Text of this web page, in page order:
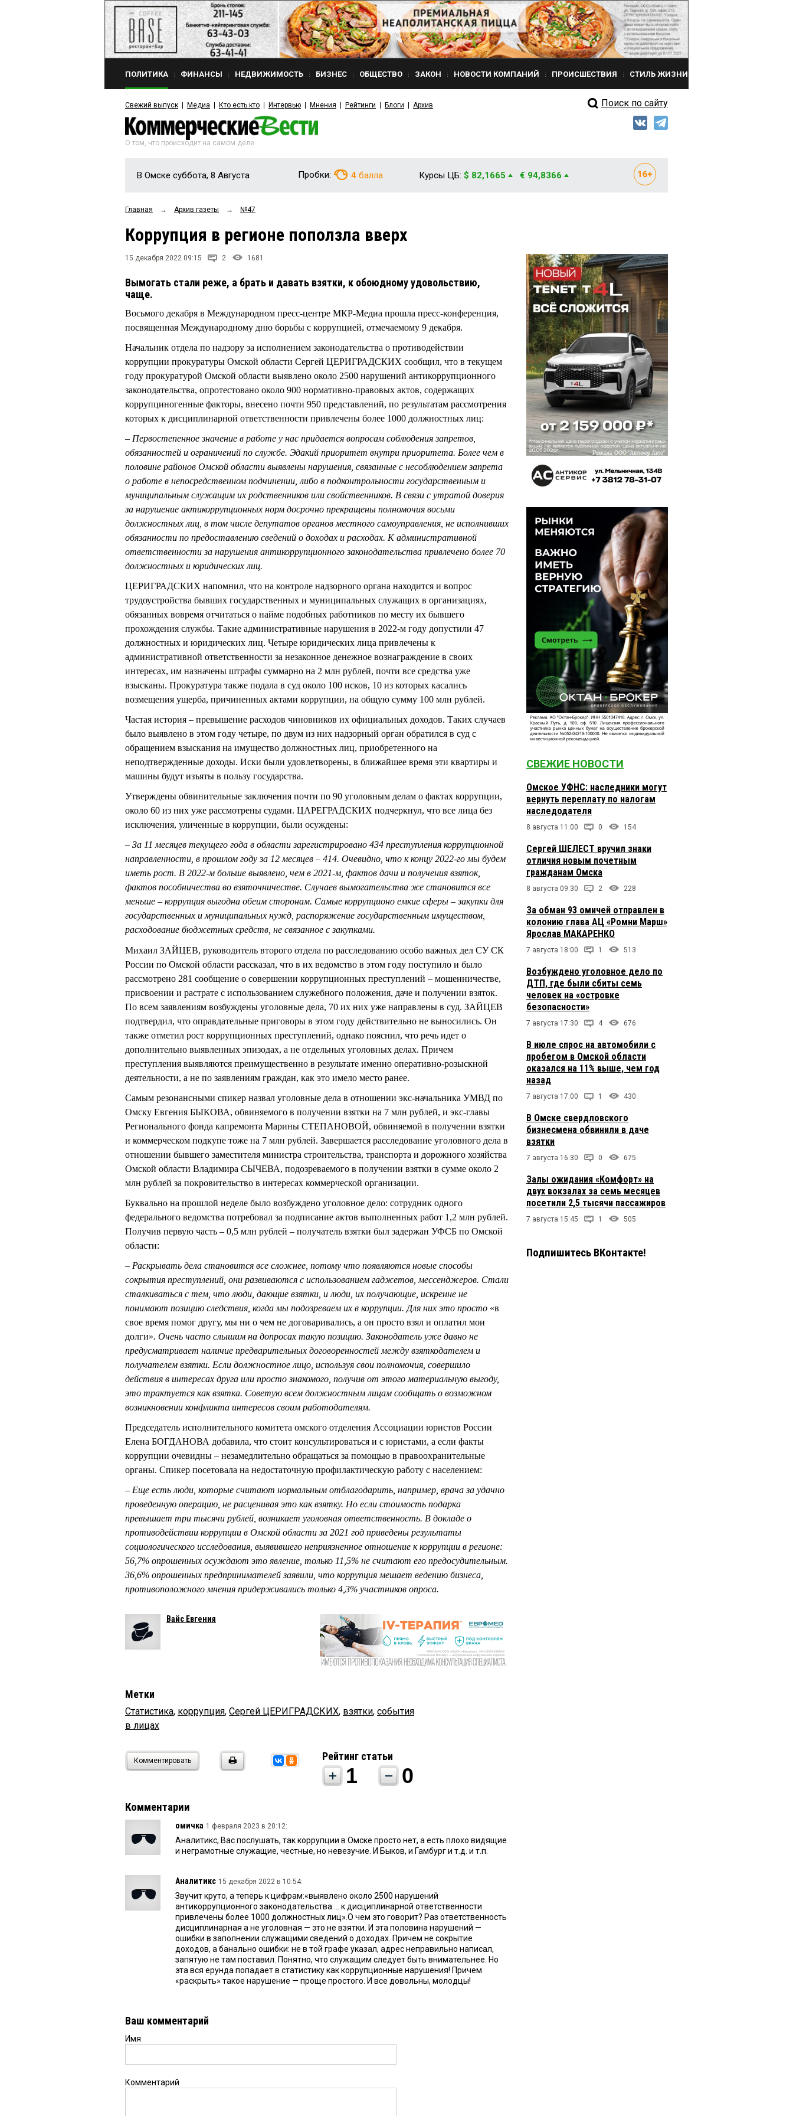
ПОЛИТИКА ФИНАНСЫ НЕДВИЖИМОСТЬ БИЗНЕС ОБЩЕСТВО ЗАКОН НОВОСТИ КОМПАНИЙ ПРОИСШЕСТВИЯ СТИЛЬ ЖИЗНИ
Свежий выпуск Медиа Кто есть кто Интервью Мнения Рейтинги Блоги Архив Поиск по сайту
О том, что происходит на самом деле
В Омске суббота, 8 Августа Пробки: 4 балла Курсы ЦБ: $ 82,1665 € 94,8366
Главная → Архив газеты → №47
Коррупция в регионе поползла вверх
15 декабря 2022 09:15 2 1681
Вымогать стали реже, а брать и давать взятки, к обоюдному удовольствию,
чаще.
Восьмого декабря в Международном пресс-центре МКР-Медиа прошла пресс-конференция,
посвященная Международному дню борьбы с коррупцией, отмечаемому 9 декабря.
Начальник отдела по надзору за исполнением законодательства о противодействии
коррупции прокуратуры Омской области Сергей ЦЕРИГРАДСКИХ сообщил, что в текущем
году прокуратурой Омской области выявлено около 2500 нарушений антикоррупционного
законодательства, опротестовано около 900 нормативно-правовых актов, содержащих
коррупциногенные факторы, внесено почти 950 представлений, по результатам рассмотрения
которых к дисциплинарной ответственности привлечены более 1000 должностных лиц:
– Первостепенное значение в работе у нас придается вопросам соблюдения запретов,
обязанностей и ограничений по службе. Эдакий приоритет внутри приоритета. Более чем в
половине районов Омской области выявлены нарушения, связанные с несоблюдением запрета
о работе в непосредственном подчинении, либо в подконтрольности государственным и
муниципальным служащим их родственников или свойственников. В связи с утратой доверия
за нарушение актикоррупционных норм досрочно прекращены полномочия восьми
должностных лиц, в том числе депутатов органов местного самоуправления, не исполнивших
обязанности по предоставлению сведений о доходах и расходах. К административной
ответственности за нарушения антикоррупционного законодательства привлечено более 70
должностных и юридических лиц.
ЦЕРИГРАДСКИХ напомнил, что на контроле надзорного органа находится и вопрос
трудоустройства бывших государственных и муниципальных служащих в организациях,
обязанных вовремя отчитаться о найме подобных работников по месту их бывшего
прохождения службы. Такие административные нарушения в 2022-м году допустили 47
должностных и юридических лиц. Четыре юридических лица привлечены к
административной ответственности за незаконное денежное вознаграждение в своих
интересах, им назначены штрафы суммарно на 2 млн рублей, почти все средства уже
взысканы. Прокуратура также подала в суд около 100 исков, 10 из которых касались
возмещения ущерба, причиненных актами коррупции, на общую сумму 100 млн рублей.
Частая история – превышение расходов чиновников их официальных доходов. Таких случаев
было выявлено в этом году четыре, по двум из них надзорный орган обратился в суд с
обращением взыскания на имущество должностных лиц, приобретенного на
неподтвержденные доходы. Иски были удовлетворены, в ближайшее время эти квартиры и
машины будут изъяты в пользу государства.
Утверждены обвинительные заключения почти по 90 уголовным делам о фактах коррупции,
около 60 из них уже рассмотрены судами. ЦАРЕГРАДСКИХ подчеркнул, что все лица без
исключения, уличенные в коррупции, были осуждены:
– За 11 месяцев текущего года в области зарегистрировано 434 преступления коррупционной
направленности, в прошлом году за 12 месяцев – 414. Очевидно, что к концу 2022-го мы будем
иметь рост. В 2022-м больше выявлено, чем в 2021-м, фактов дачи и получения взяток,
фактов пособничества во взяточничестве. Случаев вымогательства же становится все
меньше – коррупция выгодна обеим сторонам. Самые коррупционо емкие сферы – закупки для
государственных и муниципальных нужд, распоряжение государственным имуществом,
расходование бюджетных средств, не связанное с закупками.
Михаил ЗАЙЦЕВ, руководитель второго отдела по расследованию особо важных дел СУ СК
России по Омской области рассказал, что в их ведомство в этом году поступило и было
рассмотрено 281 сообщение о совершении коррупционных преступлений – мошенничестве,
присвоении и растрате с использованием служебного положения, даче и получении взяток.
По всем заявлениям возбуждены уголовные дела, 70 их них уже направлены в суд. ЗАЙЦЕВ
подтвердил, что оправдательные приговоры в этом году действительно не выносились. Он
также отметил рост коррупционных преступлений, однако пояснил, что речь идет о
дополнительно выявленных эпизодах, а не отдельных уголовных делах. Причем
преступления выявляются преимущественно в результате именно оперативно-розыскной
деятельности, а не по заявлениям граждан, как это имело место ранее.
Самым резонансными спикер назвал уголовные дела в отношении экс-начальника УМВД по
Омску Евгения БЫКОВА, обвиняемого в получении взятки на 7 млн рублей, и экс-главы
Регионального фонда капремонта Марины СТЕПАНОВОЙ, обвиняемой в получении взятки
и коммерческом подкупе тоже на 7 млн рублей. Завершается расследование уголовного дела в
отношении бывшего заместителя министра строительства, транспорта и дорожного хозяйства
Омской области Владимира СЫЧЕВА, подозреваемого в получении взятки в сумме около 2
млн рублей за покровительство в интересах коммерческой организации.
Буквально на прошлой неделе было возбуждено уголовное дело: сотрудник одного
федерального ведомства потребовал за подписание актов выполненных работ 1,2 млн рублей.
Получив первую часть – 0,5 млн рублей – получатель взятки был задержан УФСБ по Омской
области:
– Раскрывать дела становится все сложнее, потому что появляются новые способы
сокрытия преступлений, они развиваются с использованием гаджетов, мессенджеров. Стали
сталкиваться с тем, что люди, дающие взятки, и люди, их получающие, искренне не
понимают позицию следствия, когда мы подозреваем их в коррупции. Для них это просто «в
свое время помог другу, мы ни о чем не договаривались, а он просто взял и оплатил мои
долги». Очень часто слышим на допросах такую позицию. Законодатель уже давно не
предусматривает наличие предварительных договоренностей между взяткодателем и
получателем взятки. Если должностное лицо, используя свои полномочия, совершило
действия в интересах друга или просто знакомого, получив от этого материальную выгоду,
это трактуется как взятка. Советую всем должностным лицам сообщать о возможном
возникновении конфликта интересов своим работодателям.
Председатель исполнительного комитета омского отделения Ассоциации юристов России
Елена БОГДАНОВА добавила, что стоит консультироваться и с юристами, а если факты
коррупции очевидны – незамедлительно обращаться за помощью в правоохранительные
органы. Спикер посетовала на недостаточную профилактическую работу с населением:
– Еще есть люди, которые считают нормальным отблагодарить, например, врача за удачно
проведенную операцию, не расценивая это как взятку. Но если стоимость подарка
превышает три тысячи рублей, возникает уголовная ответственность. В докладе о
противодействии коррупции в Омской области за 2021 год приведены результаты
социологического исследования, выявившего неприязненное отношение к коррупции в регионе:
56,7% опрошенных осуждают это явление, только 11,5% не считают его предосудительным.
36,6% опрошенных предпринимателей заявили, что коррупция мешает ведению бизнеса,
противоположного мнения придерживались только 4,3% участников опроса.
Вайс Евгения
Метки
Статистика, коррупция, Сергей ЦЕРИГРАДСКИХ, взятки, события
в лицах
Комментировать Рейтинг статьи
1 0
Комментарии
омичка 1 февраля 2023 в 20:12:
Аналитикс, Вас послушать, так коррупции в Омске просто нет, а есть плохо видящие
и неграмотные служащие, честные, но невезучие. И Быков, и Гамбург и т.д. и т.п.
Аналитикс 15 декабря 2022 в 10:54:
Звучит круто, а теперь к цифрам:«выявлено около 2500 нарушений
антикоррупционного законодательства.... к дисциплинарной ответственности
привлечены более 1000 должностных лиц».О чем это говорит? Раз ответственность
дисциплинарная а не уголовная — это не взятки. И эта половина нарушений —
ошибки в заполнении служащими сведений о доходах. Причем не сокрытие
доходов, а банально ошибки: не в той графе указал, адрес неправильно написал,
запятую не там поставил. Понятно, что служащим следует быть внимательнее. Но
эта вся ерунда попадает в статистику как коррупционные нарушения! Причем
«раскрыть» такое нарушение — проще простого. И все довольны, молодцы!
Ваш комментарий
Имя
Комментарий
СВЕЖИЕ НОВОСТИ
Омское УФНС: наследники могут
вернуть переплату по налогам
наследодателя
8 августа 11:00 0 154
Сергей ШЕЛЕСТ вручил знаки
отличия новым почетным
гражданам Омска
8 августа 09:30 2 228
За обман 93 омичей отправлен в
колонию глава АЦ «Ромни Марш»
Ярослав МАКАРЕНКО
7 августа 18:00 1 513
Возбуждено уголовное дело по
ДТП, где были сбиты семь
человек на «островке
безопасности»
7 августа 17:30 4 676
В июле спрос на автомобили с
пробегом в Омской области
оказался на 11% выше, чем год
назад
7 августа 17:00 1 430
В Омске свердловского
бизнесмена обвинили в даче
взятки
7 августа 16:30 0 675
Залы ожидания «Комфорт» на
двух вокзалах за семь месяцев
посетили 2,5 тысячи пассажиров
7 августа 15:45 1 505
Подпишитесь ВКонтакте!